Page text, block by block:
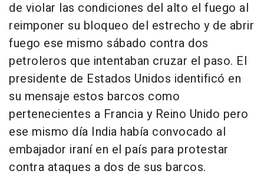
de violar las condiciones del alto el fuego al
reimponer su bloqueo del estrecho y de abrir
fuego ese mismo sábado contra dos
petroleros que intentaban cruzar el paso. El
presidente de Estados Unidos identificó en
su mensaje estos barcos como
pertenecientes a Francia y Reino Unido pero
ese mismo día India había convocado al
embajador iraní en el país para protestar
contra ataques a dos de sus barcos.